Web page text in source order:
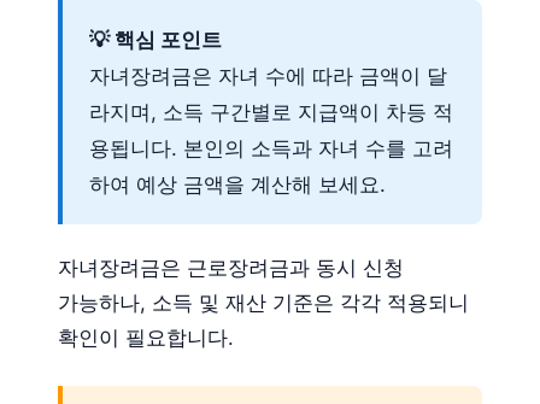
💡 핵심 포인트
자녀장려금은 자녀 수에 따라 금액이 달
라지며, 소득 구간별로 지급액이 차등 적
용됩니다. 본인의 소득과 자녀 수를 고려
하여 예상 금액을 계산해 보세요.
자녀장려금은 근로장려금과 동시 신청
가능하나, 소득 및 재산 기준은 각각 적용되니
확인이 필요합니다.